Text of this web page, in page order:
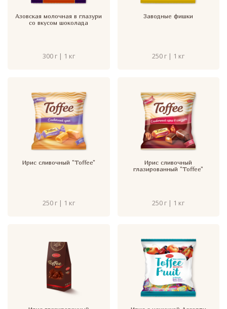
Азовская молочная в глазури
со вкусом шоколада
300 г | 1 кг
Заводные фишки
250 г | 1 кг
Ирис сливочный "Toffee"
250 г | 1 кг
Ирис сливочный
глазированный "Toffee"
250 г | 1 кг